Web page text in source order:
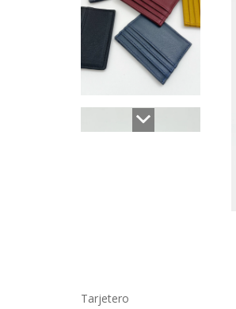
Tarjetero